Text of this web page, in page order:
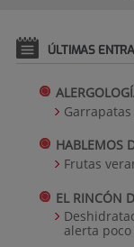
ÚLTIMAS
HABLEMOS
Frutas
EL RINCÓN
alerta